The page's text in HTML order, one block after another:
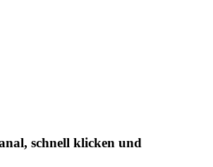
schnell klicken und